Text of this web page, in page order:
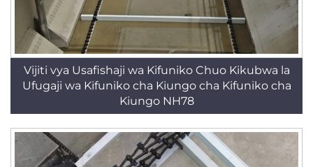
Vijiti vya Usafishaji wa Kifuniko Chuo Kikubwa la
Ufugaji wa Kifuniko cha Kiungo cha Kifuniko cha
Kiungo NH78